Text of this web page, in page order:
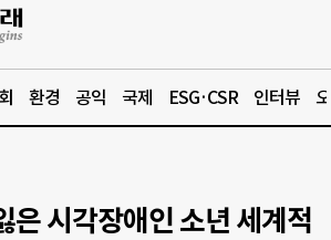
환경 공익 국제 ESG·CSR 인터뷰
은 시각장애인 소년 세계적